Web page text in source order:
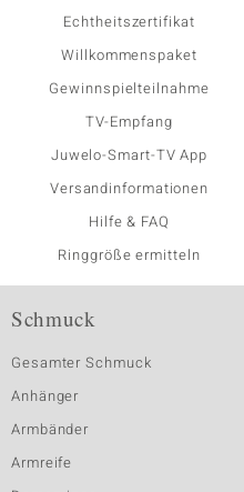
Echtheitszertifikat
Willkommenspaket
Gewinnspielteilnahme
TV-Empfang
Juwelo-Smart-TV App
Versandinformationen
Hilfe & FAQ
Ringgröße ermitteln
Schmuck
Gesamter Schmuck
Anhänger
Armbänder
Armreife